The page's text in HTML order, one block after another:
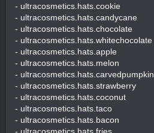
- ultracosmetics.hats.cookie
- ultracosmetics.hats.candycane
- ultracosmetics.hats.chocolate
- ultracosmetics.hats.whitechocolate
- ultracosmetics.hats.apple
- ultracosmetics.hats.melon
- ultracosmetics.hats.carvedpumpkin
- ultracosmetics.hats.strawberry
- ultracosmetics.hats.coconut
- ultracosmetics.hats.taco
- ultracosmetics.hats.bacon
- ultracosmetics.hats.fries